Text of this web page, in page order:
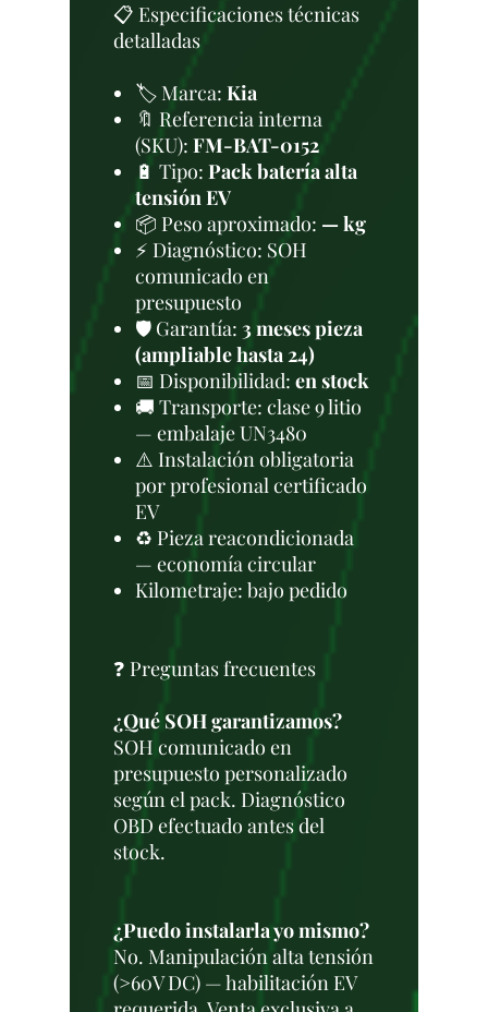
📋 Especificaciones técnicas
detalladas
🏷️ Marca: Kia
🔖 Referencia interna
(SKU): FM-BAT-0152
🔋 Tipo: Pack batería alta
tensión EV
📦 Peso aproximado: — kg
⚡ Diagnóstico: SOH
comunicado en
presupuesto
🛡️ Garantía: 3 meses pieza
(ampliable hasta 24)
📅 Disponibilidad: en stock
🚚 Transporte: clase 9 litio
— embalaje UN3480
⚠️ Instalación obligatoria
por profesional certificado
EV
♻️ Pieza reacondicionada
— economía circular
Kilometraje: bajo pedido
❓ Preguntas frecuentes
¿Qué SOH garantizamos?
SOH comunicado en
presupuesto personalizado
según el pack. Diagnóstico
OBD efectuado antes del
stock.
¿Puedo instalarla yo mismo?
No. Manipulación alta tensión
(>60V DC) — habilitación EV